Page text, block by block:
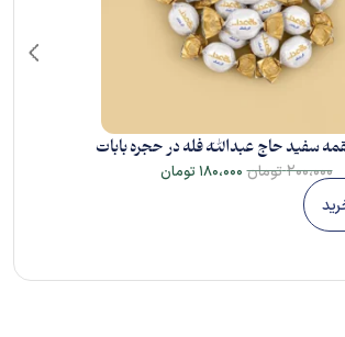
سفید حاج عبدالله فله در حجره بابات
۲۰۰،۰۰۰تومان ۱۸۰،۰۰۰ تومان